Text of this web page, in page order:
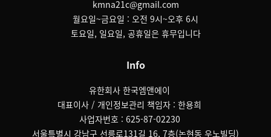
kmna21c@gmail.com
월요일~금요일 : 오전 9시~오후 6시
토요일, 일요일, 공휴일은 휴무입니다
Info
유한회사 한국엠앤에이
대표이사 / 개인정보관리 책임자 : 한용희
사업자번호 : 625-87-02230
서울특별시 강남구 선릉로131길 16, 7층(논현동 우노빌딩)